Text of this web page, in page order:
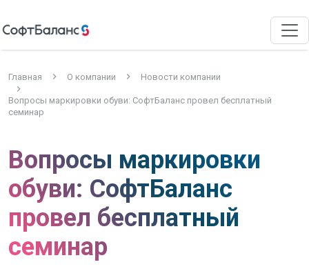
Главная О компании Новости компании
Вопросы маркировки обуви: СофтБаланс провел бесплатный
семинар
Вопросы маркировки
обуви: СофтБаланс
провел бесплатный
семинар